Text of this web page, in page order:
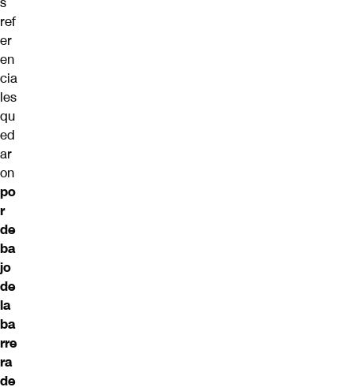
ref
er
en
cia
les
qu
ed
ar
on
po
r
de
ba
jo
de
la
ba
rre
ra
de